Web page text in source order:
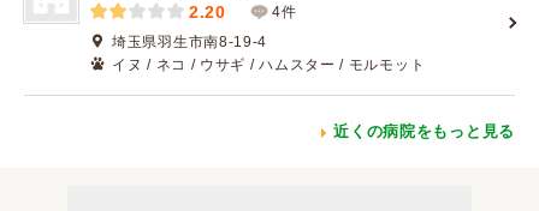
2.20
4件
埼玉県羽生市南8-19-4
イヌ / ネコ / ウサギ / ハムスター / モルモット
近くの病院をもっと見る